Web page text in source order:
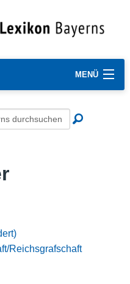
MENÜ
Reichsgrafschaft